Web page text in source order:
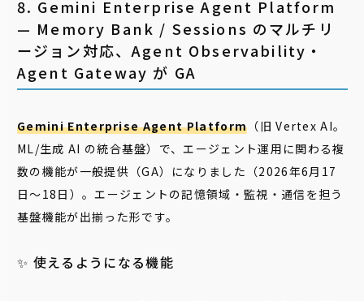
8. Gemini Enterprise Agent Platform
— Memory Bank / Sessions のマルチリ
ージョン対応、Agent Observability・
Agent Gateway が GA
Gemini Enterprise Agent Platform （旧 Vertex AI。
ML/生成 AI の統合基盤）で、エージェント運用に関わる複
数の機能が一般提供（GA）になりました（2026年6月17
日〜18日）。エージェントの記憶領域・監視・通信を担う
基盤機能が出揃った形です。
✨ 使えるようになる機能